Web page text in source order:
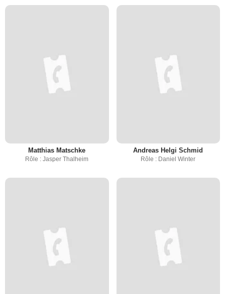
Matthias Matschke
Rôle : Jasper Thalheim
Andreas Helgi Schmid
Rôle : Daniel Winter